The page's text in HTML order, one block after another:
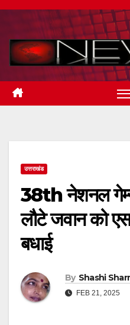
Skip
content
उत्तराखंड
38th नेशनल
लौटे जवान को
बधाई
By Shashi
FEB 21, 2025